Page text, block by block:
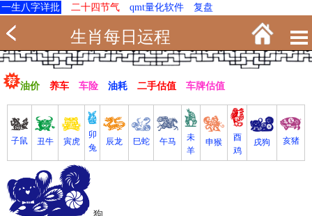
一生八字详批 二十四节气 qmt量化软件 复盘
生肖每日运程
油价 养车 车险 油耗 二手估值 车牌估值
子鼠 丑牛 寅虎
卯
兔
辰龙 巳蛇 午马
未
羊
申猴
酉
鸡
戌狗 亥猪